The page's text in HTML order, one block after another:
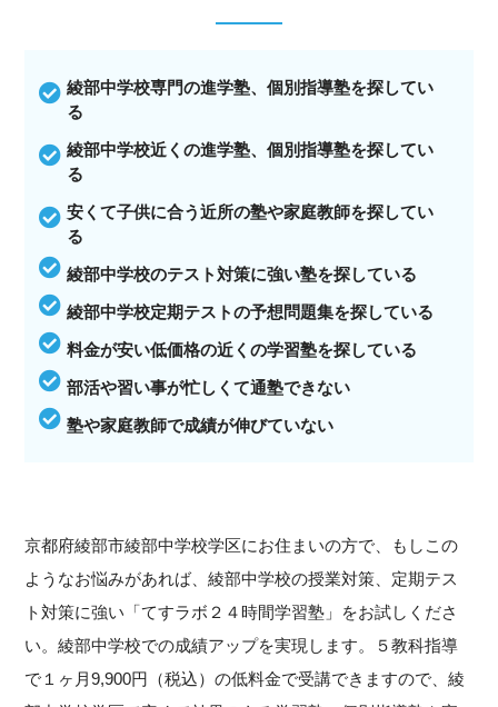
綾部中学校専門の進学塾、個別指導塾を探してい
る
綾部中学校近くの進学塾、個別指導塾を探してい
る
安くて子供に合う近所の塾や家庭教師を探してい
る
綾部中学校のテスト対策に強い塾を探している
綾部中学校定期テストの予想問題集を探している
料金が安い低価格の近くの学習塾を探している
部活や習い事が忙しくて通塾できない
塾や家庭教師で成績が伸びていない
京都府綾部市綾部中学校学区にお住まいの方で、もしこの
ようなお悩みがあれば、綾部中学校の授業対策、定期テス
ト対策に強い「てすラボ２４時間学習塾」をお試しくださ
い。綾部中学校での成績アップを実現します。５教科指導
で１ヶ月9,900円（税込）の低料金で受講できますので、綾